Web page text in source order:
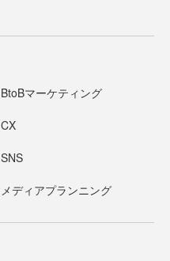
BtoBマーケティング
CX
SNS
メディアプランニング